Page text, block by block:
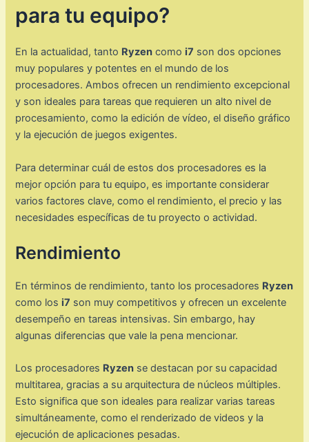
para tu equipo?
En la actualidad, tanto Ryzen como i7 son dos opciones
muy populares y potentes en el mundo de los
procesadores. Ambos ofrecen un rendimiento excepcional
y son ideales para tareas que requieren un alto nivel de
procesamiento, como la edición de vídeo, el diseño gráfico
y la ejecución de juegos exigentes.
Para determinar cuál de estos dos procesadores es la
mejor opción para tu equipo, es importante considerar
varios factores clave, como el rendimiento, el precio y las
necesidades específicas de tu proyecto o actividad.
Rendimiento
En términos de rendimiento, tanto los procesadores Ryzen
como los i7 son muy competitivos y ofrecen un excelente
desempeño en tareas intensivas. Sin embargo, hay
algunas diferencias que vale la pena mencionar.
Los procesadores Ryzen se destacan por su capacidad
multitarea, gracias a su arquitectura de núcleos múltiples.
Esto significa que son ideales para realizar varias tareas
simultáneamente, como el renderizado de videos y la
ejecución de aplicaciones pesadas.